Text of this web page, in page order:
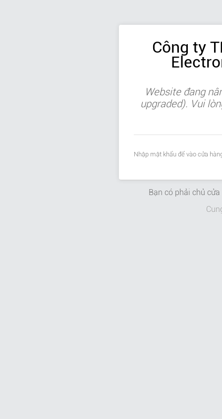
Công ty
Website đang
upgraded). Vui
Nhập mật khẩu để vào cửa
Bạn có phải chủ